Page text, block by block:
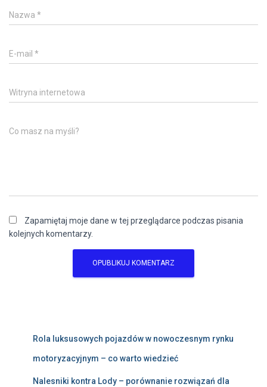
Nazwa *
E-mail *
Witryna internetowa
Co masz na myśli?
Zapamiętaj moje dane w tej przeglądarce podczas pisania
kolejnych komentarzy.
Rola luksusowych pojazdów w nowoczesnym rynku
motoryzacyjnym – co warto wiedzieć
Nalesniki kontra Lody – porównanie rozwiązań dla